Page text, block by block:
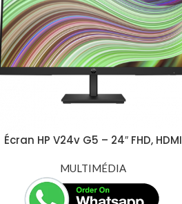
Écran HP V24v G5 – 24″ FHD, HDMI
MULTIMÉDIA